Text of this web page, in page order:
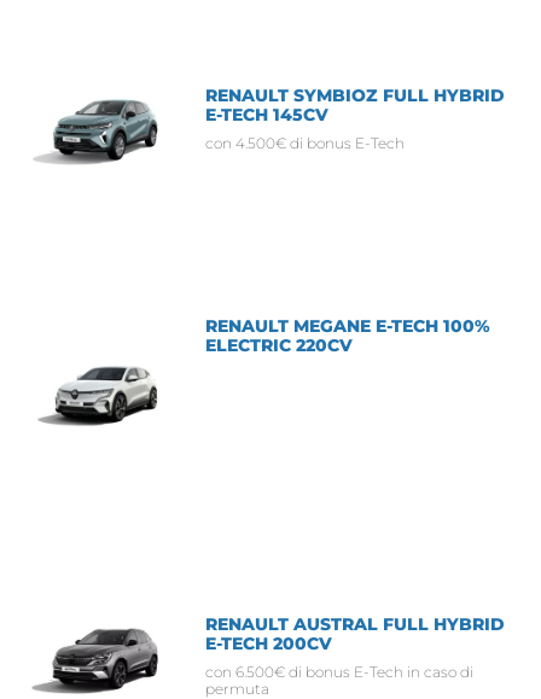
RENAULT SYMBIOZ FULL HYBRID
E-TECH 145CV
con 4.500€ di bonus E-Tech
RENAULT MEGANE E-TECH 100%
ELECTRIC 220CV
RENAULT AUSTRAL FULL HYBRID
E-TECH 200CV
con 6.500€ di bonus E-Tech in caso di
permuta